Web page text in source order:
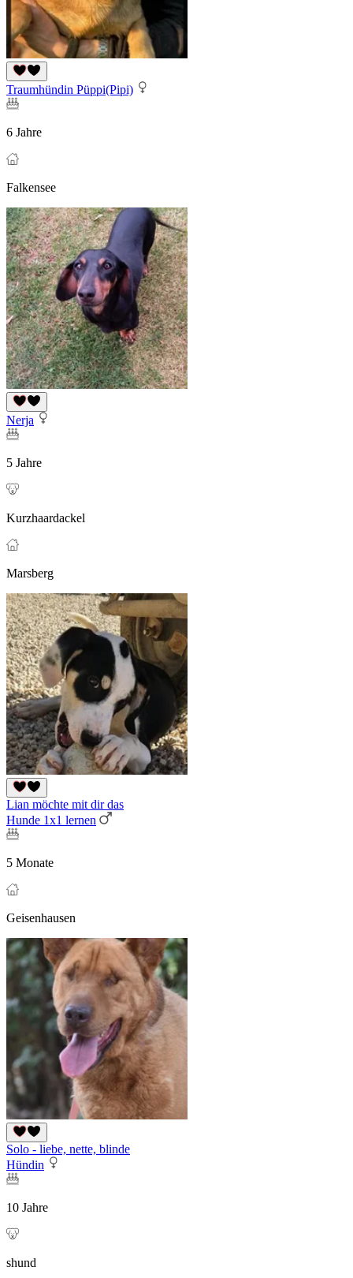
Traumhündin Püppi(Pipi)
6 Jahre
Falkensee
Nerja
5 Jahre
Kurzhaardackel
Marsberg
Lian möchte mit dir das
Hunde 1x1 lernen
5 Monate
Geisenhausen
Solo - liebe, nette, blinde
Hündin
10 Jahre
shund